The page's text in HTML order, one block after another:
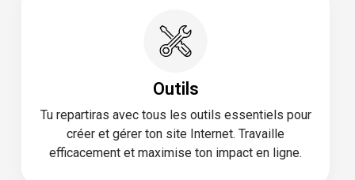
Outils
Tu repartiras avec tous les outils essentiels pour
créer et gérer ton site Internet. Travaille
efficacement et maximise ton impact en ligne.